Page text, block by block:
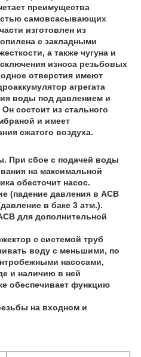
преимущества
самовсасывающих
изготовлен из
с закладными
а также чугуна и
износа резьбовых
отверстия имеют
агрегата
воды под давлением и
состоит из стального
и имеет
сжатого воздуха.
При сбое с подачей воды
на максимальной
обесточит насос.
(падение давления в АСВ
в баке 3 атм.).
для дополнительной
с системой труб
воду с меньшими, по
насосами,
и наличию в ней
обеспечивает функцию
на входном и